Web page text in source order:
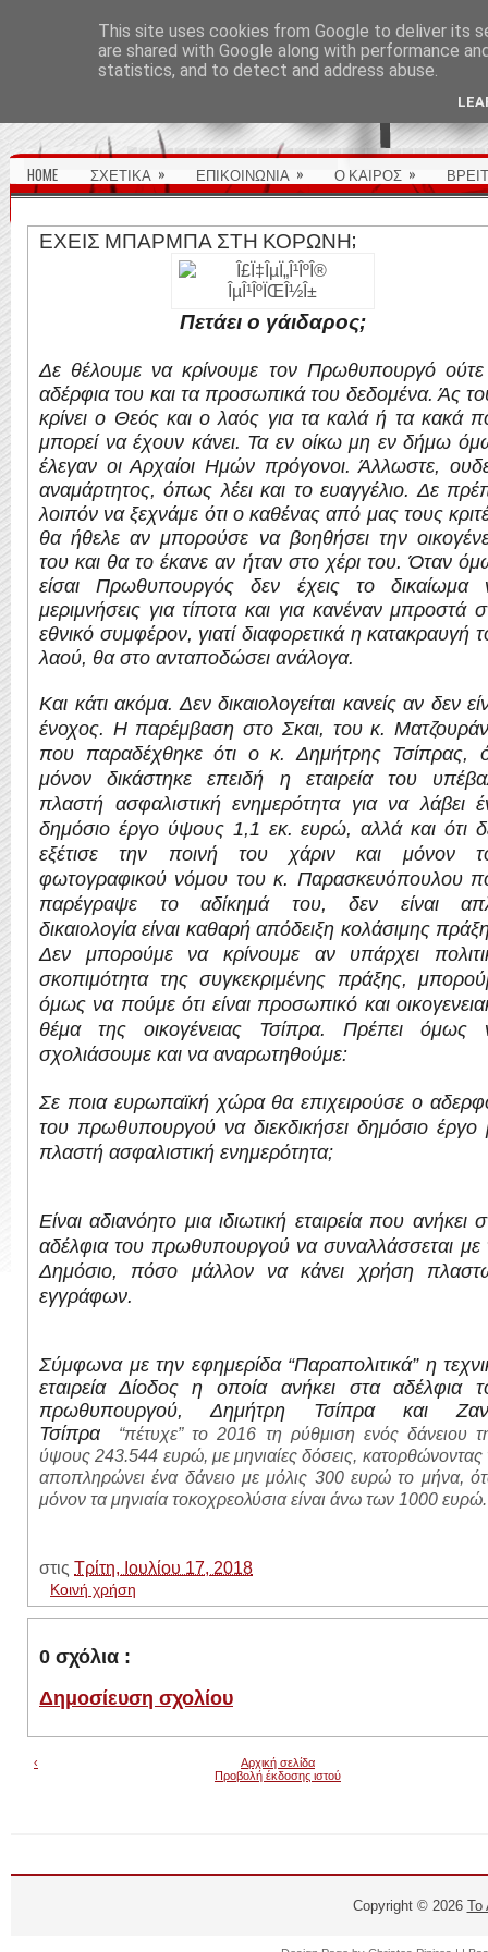
HOME ΣΧΕΤΙΚΑ » ΕΠΙΚΟΙΝΩΝΙΑ » Ο ΚΑΙΡΟΣ »
ΕΧΕΙΣ ΜΠΑΡΜΠΑ ΣΤΗ ΚΟΡΩΝΗ;
Πετάει ο γάιδαρος;
Δε θέλουμε να κρίνουμε τον Πρωθυπουργό ούτε
αδέρφια του και τα προσωπικά του δεδομένα. Άς
κρίνει ο Θεός και ο λαός για τα καλά ή τα κακά
μπορεί να έχουν κάνει. Τα εν οίκω μη εν δήμω
έλεγαν οι Αρχαίοι Ημών πρόγονοι. Άλλωστε,
αναμάρτητος, όπως λέει και το ευαγγέλιο. Δε
λοιπόν να ξεχνάμε ότι ο καθένας από μας τους
θα ήθελε αν μπορούσε να βοηθήσει την
του και θα το έκανε αν ήταν στο χέρι του. Όταν
είσαι Πρωθυπουργός δεν έχεις το δικαίωμα
μεριμνήσεις για τίποτα και για κανέναν μπροστά
εθνικό συμφέρον, γιατί διαφορετικά η κατακραυγή
λαού, θα στο ανταποδώσει ανάλογα.
Και κάτι ακόμα. Δεν δικαιολογείται κανείς αν δεν
ένοχος. Η παρέμβαση στο Σκαι, του κ.
που παραδέχθηκε ότι ο κ. Δημήτρης Τσίπρας,
μόνον δικάστηκε επειδή η εταιρεία του
πλαστή ασφαλιστική ενημερότητα για να λάβει
δημόσιο έργο ύψους 1,1 εκ. ευρώ, αλλά και ότι
εξέτισε την ποινή του χάριν και μόνον
φωτογραφικού νόμου του κ. Παρασκευόπουλου
παρέγραψε το αδίκημά του, δεν είναι
δικαιολογία είναι καθαρή απόδειξη κολάσιμης
Δεν μπορούμε να κρίνουμε αν υπάρχει
σκοπιμότητα της συγκεκριμένης πράξης,
όμως να πούμε ότι είναι προσωπικό και
θέμα της οικογένειας Τσίπρα. Πρέπει όμως
σχολιάσουμε και να αναρωτηθούμε:
Σε ποια ευρωπαϊκή χώρα θα επιχειρούσε ο
του πρωθυπουργού να διεκδικήσει δημόσιο έργο
πλαστή ασφαλιστική ενημερότητα;
Είναι αδιανόητο μια ιδιωτική εταιρεία που ανήκει
αδέλφια του πρωθυπουργού να συναλλάσσεται με
Δημόσιο, πόσο μάλλον να κάνει χρήση
εγγράφων.
Σύμφωνα με την εφημερίδα “Παραπολιτικά” η
εταιρεία Δίοδος η οποία ανήκει στα αδέλφια
πρωθυπουργού, Δημήτρη Τσίπρα και
Τσίπρα
“πέτυχε” το 2016 τη ρύθμιση ενός δάνειου
ύψους 243.544 ευρώ, με μηνιαίες δόσεις, κατορθώνοντας
αποπληρώνει ένα δάνειο με μόλις 300 ευρώ το μήνα,
μόνον τα μηνιαία τοκοχρεολύσια είναι άνω των 1000 ευρώ.
στις Τρίτη, Ιουλίου 17, 2018
Κοινή χρήση
0 σχόλια :
Δημοσίευση σχολίου
‹
Αρχική σελίδα
Προβολή έκδοσης ιστού
Copyright © 2026 Το
This site uses cookies from Google to deliver its
are shared with Google along with performance
statistics, and to detect and address abuse.